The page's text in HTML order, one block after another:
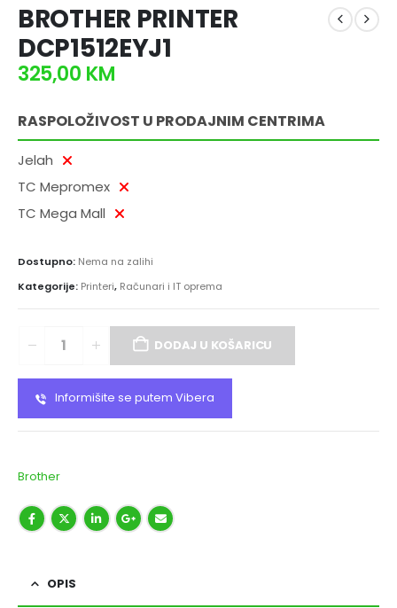
BROTHER PRINTER
DCP1512EYJ1
325,00 KM
RASPOLOŽIVOST U PRODAJNIM CENTRIMA
Jelah
TC Mepromex
TC Mega Mall
Dostupno: Nema na zalihi
Kategorije: Printeri, Računari i IT oprema
DODAJ U KOŠARICU
Informišite se putem Vibera
Brother
OPIS